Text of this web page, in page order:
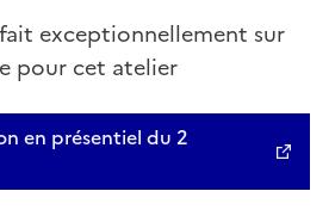
exceptionnellement sur
pour cet atelier
en présentiel du 2